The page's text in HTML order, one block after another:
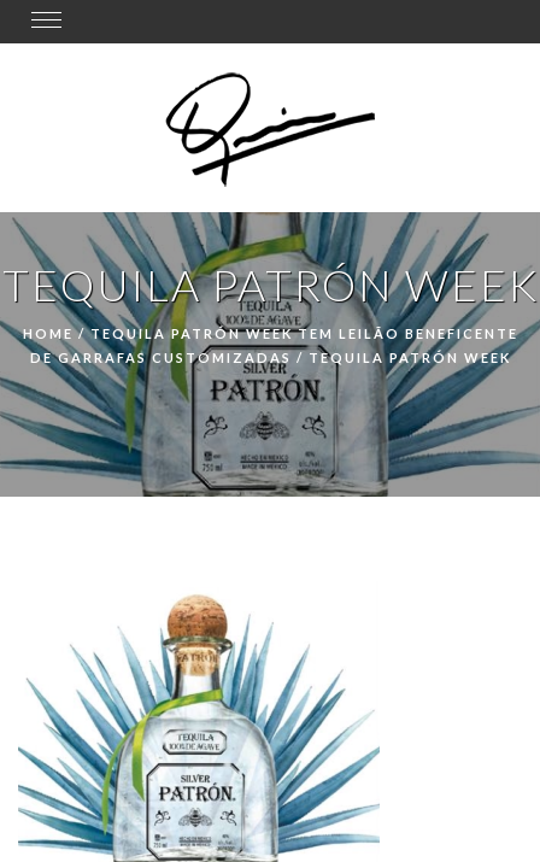
Toggle
navigation
TEQUILA PATRÓN WEEK
HOME/TEQUILA PATRÓN WEEK TEM LEILÃO BENEFICENTE
DE GARRAFAS CUSTOMIZADAS / TEQUILA PATRÓN WEEK